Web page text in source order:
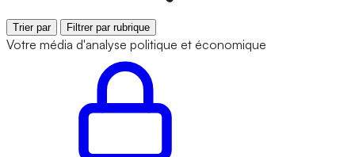
Trier par Filtrer par rubrique
Votre média d'analyse politique et économique